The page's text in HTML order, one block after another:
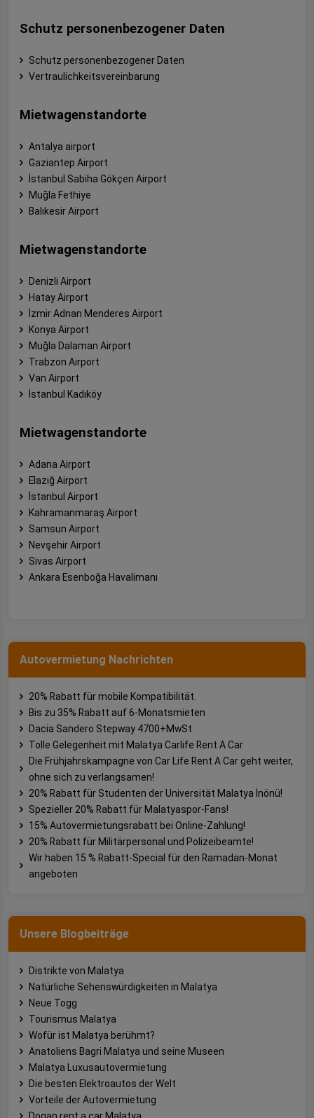
Schutz personenbezogener Daten
Schutz personenbezogener Daten
Vertraulichkeitsvereinbarung
Mietwagenstandorte
Antalya airport
Gaziantep Airport
İstanbul Sabiha Gökçen Airport
Muğla Fethiye
Balıkesir Airport
Mietwagenstandorte
Denizli Airport
Hatay Airport
İzmir Adnan Menderes Airport
Konya Airport
Muğla Dalaman Airport
Trabzon Airport
Van Airport
İstanbul Kadıköy
Mietwagenstandorte
Adana Airport
Elazığ Airport
İstanbul Airport
Kahramanmaraş Airport
Samsun Airport
Nevşehir Airport
Sivas Airport
Ankara Esenboğa Havalimanı
Autovermietung Nachrichten
20% Rabatt für mobile Kompatibilität.
Bis zu 35% Rabatt auf 6-Monatsmieten
Dacia Sandero Stepway 4700+MwSt
Tolle Gelegenheit mit Malatya Carlife Rent A Car
Die Frühjahrskampagne von Car Life Rent A Car geht weiter,
ohne sich zu verlangsamen!
20% Rabatt für Studenten der Universität Malatya İnönü!
Spezieller 20% Rabatt für Malatyaspor-Fans!
15% Autovermietungsrabatt bei Online-Zahlung!
20% Rabatt für Militärpersonal und Polizeibeamte!
Wir haben 15 % Rabatt-Special für den Ramadan-Monat
angeboten
Unsere Blogbeiträge
Distrikte von Malatya
Natürliche Sehenswürdigkeiten in Malatya
Neue Togg
Tourismus Malatya
Wofür ist Malatya berühmt?
Anatoliens Bagri Malatya und seine Museen
Malatya Luxusautovermietung
Die besten Elektroautos der Welt
Vorteile der Autovermietung
Dogan rent a car Malatya